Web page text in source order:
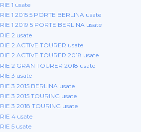
1 usate
1 2015 5 PORTE BERLINA usate
1 2019 5 PORTE BERLINA usate
2 usate
2 ACTIVE TOURER usate
2 ACTIVE TOURER 2018 usate
2 GRAN TOURER 2018 usate
3 usate
3 2015 BERLINA usate
3 2015 TOURING usate
3 2018 TOURING usate
4 usate
5 usate